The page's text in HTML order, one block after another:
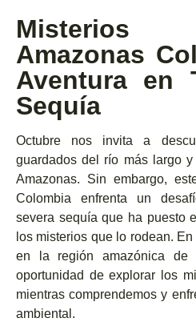
Amazonas
Aventura en
Sequía
Octubre nos invita a
guardados del río más largo
Amazonas. Sin embargo,
Colombia enfrenta un
severa sequía que ha puesto
los misterios que lo rodean. En
en la región amazónica de
oportunidad de explorar los
mientras comprendemos y
ambiental.